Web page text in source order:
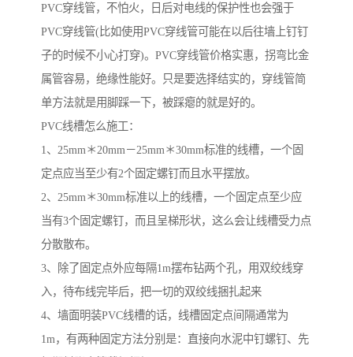
PVC穿线管，不怕火，日后对电线的保护性也会强于
PVC穿线管(比如使用PVC穿线管可能在以后往墙上钉钉
子的时候不小心打穿)。PVC穿线管价格实惠，拐弯比金
属管容易，绝缘性能好。只是要选择结实的，穿线管简
单方法就是用脚踩一下，被踩瘪的就是好的。
PVC线槽怎么施工：
1、25mm＊20mm－25mm＊30mm标准的线槽，一个固
定点应当至少有2个固定螺钉而且水平摆放。
2、25mm＊30mm标准以上的线槽，一个固定点至少应
当有3个固定螺钉，而且呈梯形状，这么会让线槽受力点
分散散布。
3、除了固定点外应每隔1m摆布钻两个孔，用双绞线穿
入，待布线完毕后，把一切的双绞线捆扎起来
4、墙面明装PVC线槽的话，线槽固定点间隔通常为
1m，有两种固定方法分别是：直接向水泥中钉螺钉、先